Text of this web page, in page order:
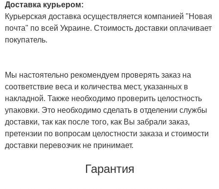
Доставка курьером:
Курьерская доставка осуществляется компанией "Новая
почта" по всей Украине. Стоимость доставки оплачивает
покупатель.
Мы настоятельно рекомендуем проверять заказ на
соответствие веса и количества мест, указанных в
накладной. Также необходимо проверить целостность
упаковки. Это необходимо сделать в отделении службы
доставки, так как после того, как Вы забрали заказ,
претензии по вопросам целостности заказа и стоимости
доставки перевозчик не принимает.
Гарантия